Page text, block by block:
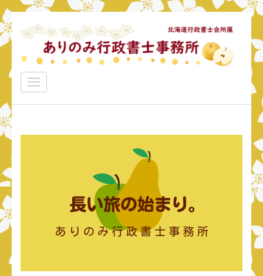
ン
ツ
へ
ス
キ
ッ
プ
(Enter
押
す)
ありのみ行政書士事務所
あなたのナシをアリ！に変えていきたい